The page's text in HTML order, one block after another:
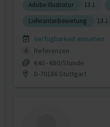
Adobe Illustrator 13 J.
Lieferantenbewertung
13 J.
Verfügbarkeit einsehen
0
Referenzen
€40 - €80/Stunde
D-70186 Stuttgart